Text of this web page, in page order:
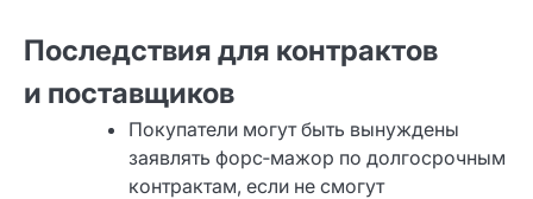
Последствия для контрактов
и поставщиков
Покупатели могут быть вынуждены
заявлять форс‑мажор по долгосрочным
контрактам, если не смогут